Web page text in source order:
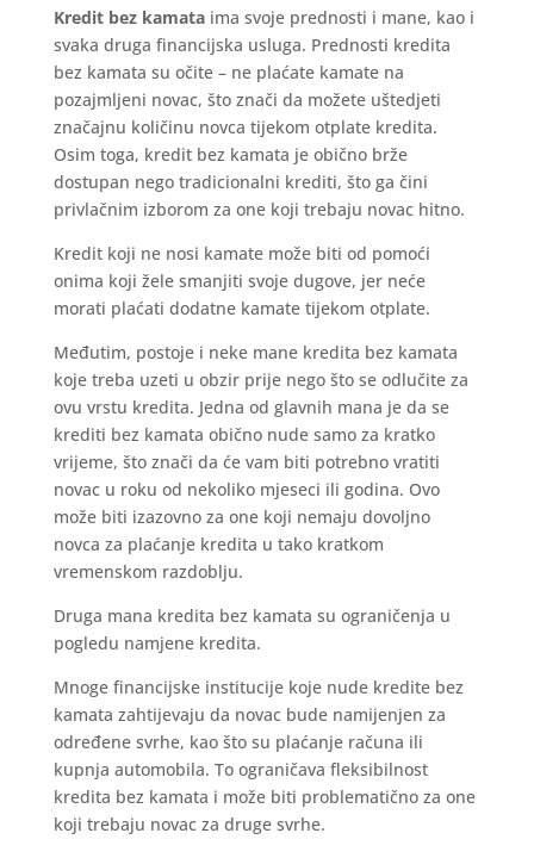
Kredit bez kamataima svoje prednosti i mane, kao i
svaka druga financijska usluga. Prednosti kredita
bez kamata su očite – ne plaćate kamate na
pozajmljeni novac, što znači da možete uštedjeti
značajnu količinu novca tijekom otplate kredita.
Osim toga, kredit bez kamata je obično brže
dostupan nego tradicionalni krediti, što ga čini
privlačnim izborom za one koji trebaju novac hitno.
Kredit koji ne nosi kamate može biti od pomoći
onima koji žele smanjiti svoje dugove, jer neće
morati plaćati dodatne kamate tijekom otplate.
Međutim, postoje i neke mane kredita bez kamata
koje treba uzeti u obzir prije nego što se odlučite za
ovu vrstu kredita. Jedna od glavnih mana je da se
krediti bez kamata obično nude samo za kratko
vrijeme, što znači da će vam biti potrebno vratiti
novac u roku od nekoliko mjeseci ili godina. Ovo
može biti izazovno za one koji nemaju dovoljno
novca za plaćanje kredita u tako kratkom
vremenskom razdoblju.
Druga mana kredita bez kamata su ograničenja u
pogledu namjene kredita.
Mnoge financijske institucije koje nude kredite bez
kamata zahtijevaju da novac bude namijenjen za
određene svrhe, kao što su plaćanje računa ili
kupnja automobila. To ograničava fleksibilnost
kredita bez kamata i može biti problematično za one
koji trebaju novac za druge svrhe.